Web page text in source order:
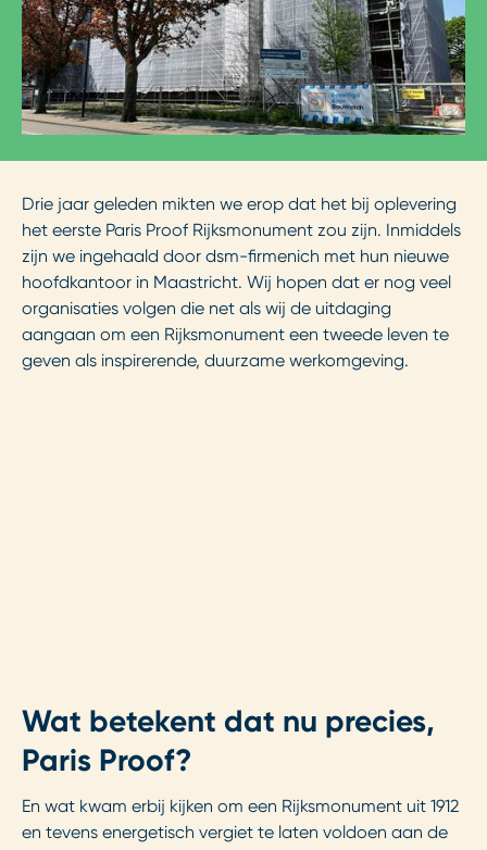
Drie jaar geleden mikten we erop dat het bij oplevering
het eerste Paris Proof Rijksmonument zou zijn. Inmiddels
zijn we ingehaald door dsm-firmenich met hun nieuwe
hoofdkantoor in Maastricht. Wij hopen dat er nog veel
organisaties volgen die net als wij de uitdaging
aangaan om een Rijksmonument een tweede leven te
geven als inspirerende, duurzame werkomgeving.
Wat betekent dat nu precies,
Paris Proof?
En wat kwam erbij kijken om een Rijksmonument uit 1912
en tevens energetisch vergiet te laten voldoen aan de